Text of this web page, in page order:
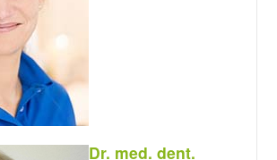
Dr. med. dent.